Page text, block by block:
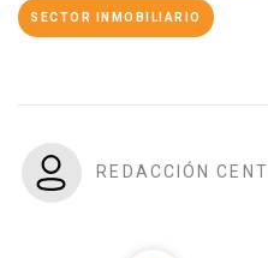
SECTOR INMOBILIARIO
REDACCIÓN